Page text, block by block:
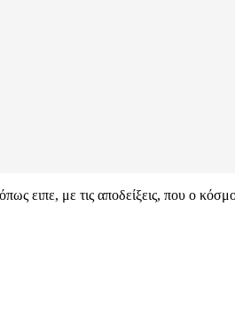
ειπε, με τις αποδείξεις, που ο